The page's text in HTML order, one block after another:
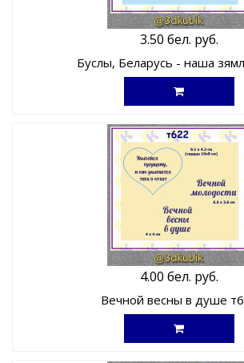
3.50 бел. руб.
Буслы, Беларусь - наша
4.00 бел. руб.
Вечной весны в душе